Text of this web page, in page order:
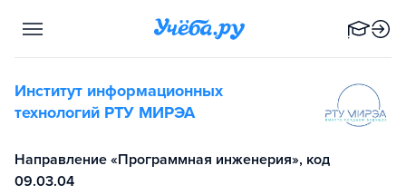
Институт информационных
технологий РТУ МИРЭА
Направление «Программная инженерия», код
09.03.04